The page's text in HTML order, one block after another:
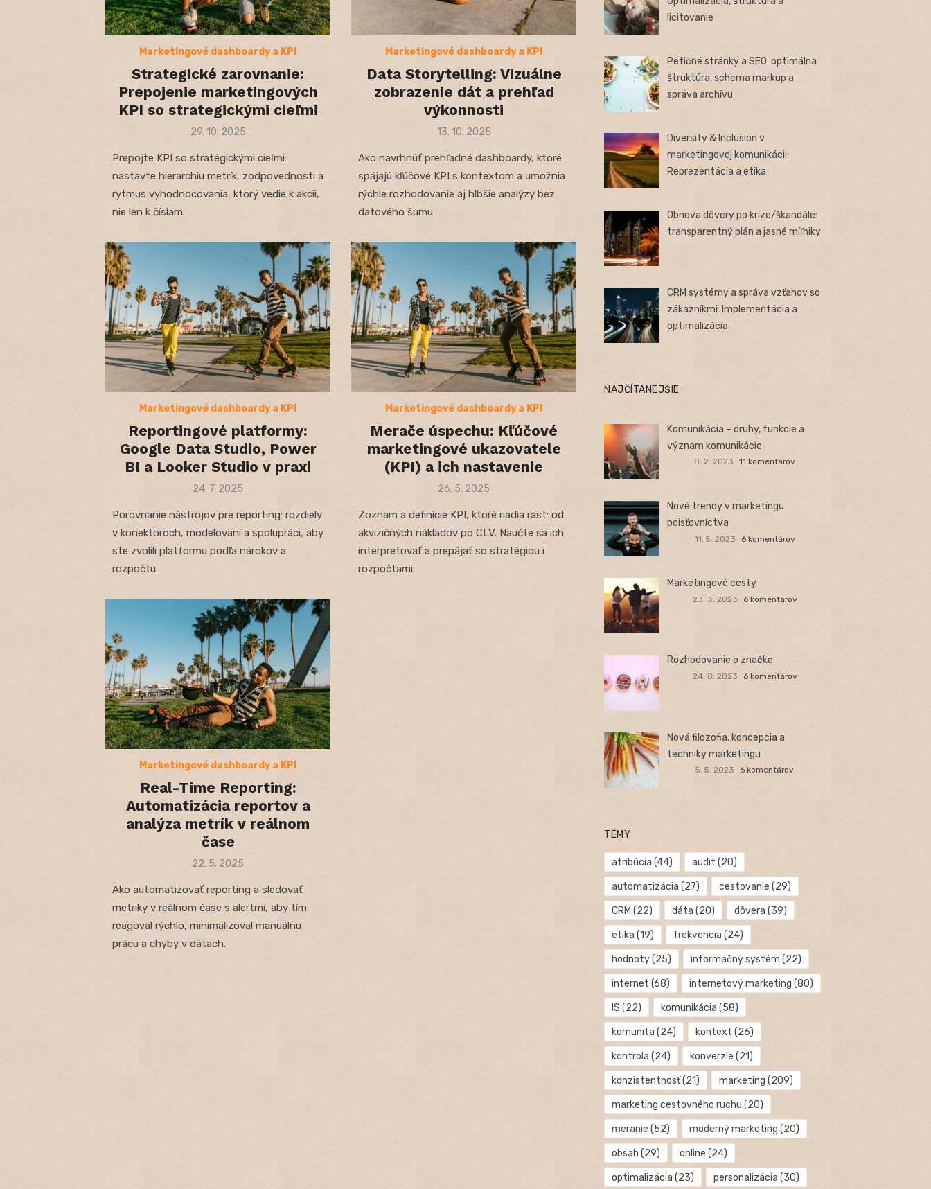
Marketingové dashboardy a KPI
Strategické zarovnanie:
Prepojenie marketingových
KPI so strategickými cieľmi
Posted
29. 10. 2025
Prepojte KPI so stratégickými cieľmi:
nastavte hierarchiu metrík, zodpovednosti a
rytmus vyhodnocovania, ktorý vedie k akcii,
nie len k číslam.
Marketingové dashboardy a KPI
Data Storytelling: Vizuálne
zobrazenie dát a prehľad
výkonnosti
Posted
13. 10. 2025
Ako navrhnúť prehľadné dashboardy, ktoré
spájajú kľúčové KPI s kontextom a umožnia
rýchle rozhodovanie aj hlbšie analýzy bez
datového šumu.
Marketingové dashboardy a KPI
Reportingové platformy:
Google Data Studio, Power
BI a Looker Studio v praxi
Posted
24. 7. 2025
Porovnanie nástrojov pre reporting: rozdiely
v konektoroch, modelovaní a spolupráci, aby
ste zvolili platformu podľa nárokov a
rozpočtu.
Marketingové dashboardy a KPI
Merače úspechu: Kľúčové
marketingové ukazovatele
(KPI) a ich nastavenie
Posted
26. 5. 2025
Zoznam a definície KPI, ktoré riadia rast: od
akvizičných nákladov po CLV. Naučte sa ich
interpretovať a prepájať so stratégiou i
rozpočtami.
Marketingové dashboardy a KPI
Real-Time Reporting:
Automatizácia reportov a
analýza metrík v reálnom
čase
Posted
22. 5. 2025
Ako automatizovať reporting a sledovať
metriky v reálnom čase s alertmi, aby tím
reagoval rýchlo, minimalizoval manuálnu
prácu a chyby v dátach.
licitovanie
Petičné stránky a SEO: optimálna
štruktúra, schema markup a
správa archívu
Diversity & Inclusion v
marketingovej komunikácii:
Reprezentácia a etika
Obnova dôvery po kríze/škandále:
transparentný plán a jasné míľniky
CRM systémy a správa vzťahov so
zákazníkmi: Implementácia a
optimalizácia
NAJČÍTANEJŠIE
Komunikácia – druhy, funkcie a
význam komunikácie
8. 2. 2023 11 komentárov
Nové trendy v marketingu
poisťovníctva
11. 5. 2023 6 komentárov
Marketingové cesty
23. 3. 2023 6 komentárov
Rozhodovanie o značke
24. 8. 2023 6 komentárov
Nová filozofia, koncepcia a
techniky marketingu
5. 5. 2023 6 komentárov
TÉMY
atribúcia (44) audit (20)
automatizácia (27) cestovanie (29)
CRM (22) dáta (20) dôvera (39)
etika (19) frekvencia (24)
hodnoty(25) informačný systém (22)
internet (68) internetový marketing (80)
IS (22) komunikácia (58)
komunita (24) kontext (26)
kontrola (24) konverzie (21)
konzistentnosť(21) marketing (209)
marketing cestovného ruchu (20)
meranie (52) moderný marketing (20)
obsah (29) online (24)
optimalizácia (23) personalizácia (30)